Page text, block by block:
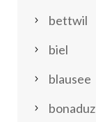
bettwil
biel
blausee
bonaduz